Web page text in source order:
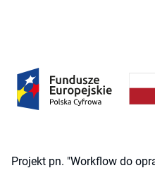
Projekt pn. "Workflow do